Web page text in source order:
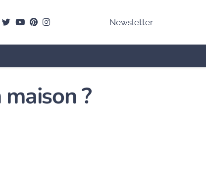
Twitteryoutubepinterest
instagram Newsletter
?